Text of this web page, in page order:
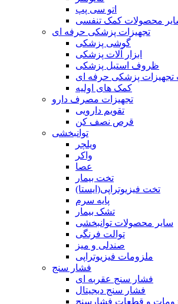
اتو سی پپ
محصولات کمک تنفسی
تجهیزات پزشکی حرفه ای
گوشی پزشکی
ابزار آلات پزشکی
ظروف استیل پزشکی
تجهیزات پزشکی حرفه ای
کمک های اولیه
تجهیزات مصرف دارو
تقویم دارویی
قرص نصف کن
توانبخشی
ویلچر
واکر
عصا
تخت بیمار
تخت فیزیوتراپی(ایستا)
پایه سرم
تشک بیمار
سایر محصولات توانبخشی
توالت فرنگی
صندلی و میز
ملزومات فیزیوتراپی
فشار سنج
فشار سنج عقربه ای
فشار سنج دیجیتال
و قطعات فشارسنج